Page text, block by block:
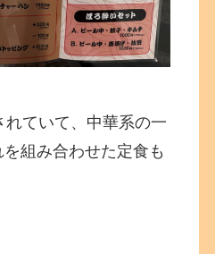
ていて、中華系の一
組み合わせた定食も